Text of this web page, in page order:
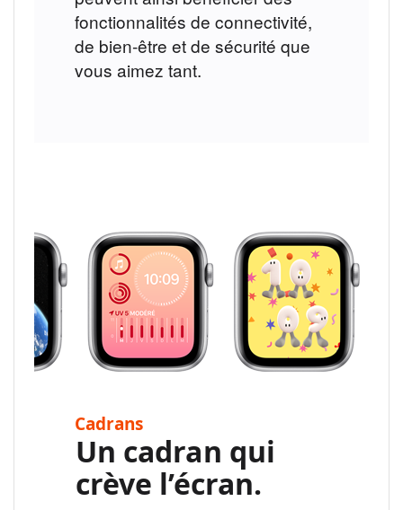
mentions
légales
fonctionnalités de connectivité,
de bien‑être et de sécurité que
vous aimez tant.
Cadrans
Un cadran qui
crève l’écran.